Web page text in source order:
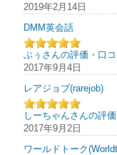
2019年2月14日
DMM英会話
ぶぅさんの評価・口
2017年9月4日
レアジョブ(rarejob)
しーちゃんさんの評
2017年9月2日
ワールドトーク